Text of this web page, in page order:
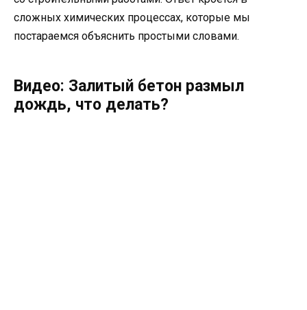
сложных химических процессах, которые мы
постараемся объяснить простыми словами.
Видео: Залитый бетон размыл
дождь, что делать?